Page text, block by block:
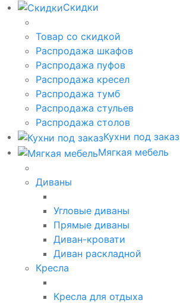
Скидки
Товар со скидкой
Распродажа шкафов
Распродажа пуфов
Распродажа кресел
Распродажа тумб
Распродажа стульев
Распродажа столов
Кухни под заказ
Мягкая мебель
Диваны
Угловые диваны
Прямые диваны
Диван-кровати
Диван раскладной
Кресла
Кресла для отдыха